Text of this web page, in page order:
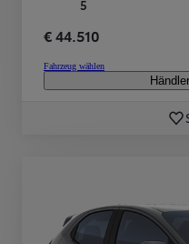
5
€ 44.510
Fahrzeug wählen